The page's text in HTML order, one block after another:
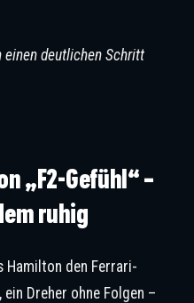
einen deutlichen Schritt
„F2-Gefühl“ –
ruhig
den Ferrari-
Dreher ohne Folgen –